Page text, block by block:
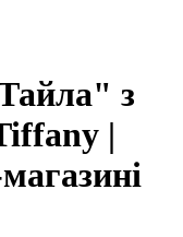
з
|